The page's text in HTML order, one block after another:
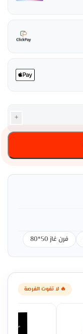
+
فرن غاز 50*80
🔥 لا تفوت الفرصة